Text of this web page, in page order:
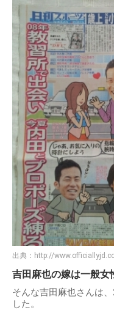
出典： http://
吉田麻也の嫁は一般女
そんな吉田麻也さんは
した。